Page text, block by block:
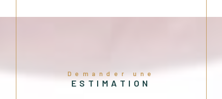
estimation immobilière , notre objectif est
simple : Faciliter la vente rapide tout en maximisant
Demander une
ESTIMATION